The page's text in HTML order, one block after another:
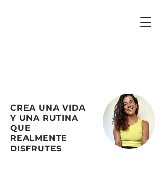
CREA UNA VIDA
Y UNA RUTINA
QUE
REALMENTE
DISFRUTES